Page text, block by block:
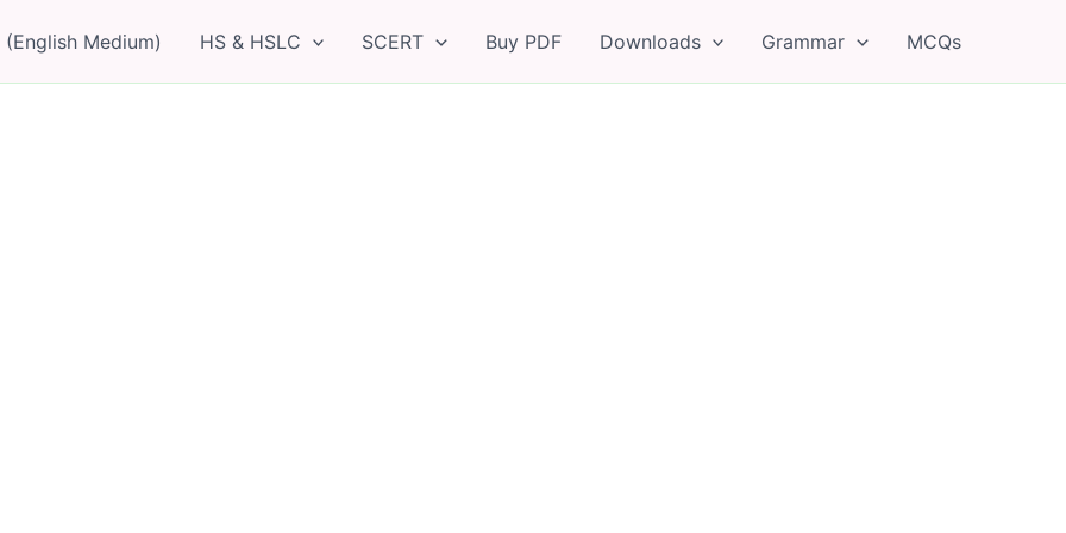
(English Medium) HS & HSLC SCERT Buy PDF Downloads Grammar MCQs